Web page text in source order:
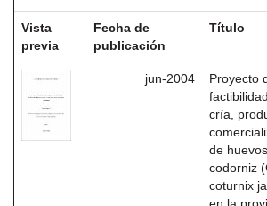
Vista
previa
Fecha de
publicación
Título
jun-2004
Proyecto
cría,
de
codorniz
coturnix